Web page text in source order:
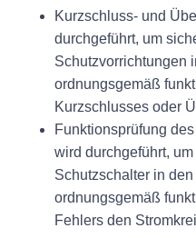
Kurzschluss- und
durchgeführt, um
Schutzvorrichtungen
ordnungsgemäß
Kurzschlusses oder
Funktionsprüfung
wird durchgeführt,
Schutzschalter in
ordnungsgemäß
Fehlers den